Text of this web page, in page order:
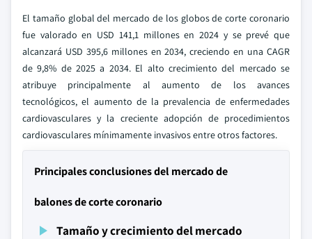
El tamaño global del mercado de los globos de corte coronario
fue valorado en USD 141,1 millones en 2024 y se prevé que
alcanzará USD 395,6 millones en 2034, creciendo en una CAGR
de 9,8% de 2025 a 2034. El alto crecimiento del mercado se
atribuye principalmente al aumento de los avances
tecnológicos, el aumento de la prevalencia de enfermedades
cardiovasculares y la creciente adopción de procedimientos
cardiovasculares mínimamente invasivos entre otros factores.
Principales conclusiones del mercado de
balones de corte coronario
Tamaño y crecimiento del mercado